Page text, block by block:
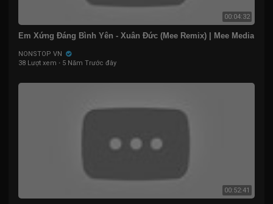
00:04:32
Em Xứng Đáng Bình Yên - Xuân Đức (Mee Remix) | Mee Media
NONSTOP VN
38 Lượt xem · 5 Năm Trước đây
00:52:41